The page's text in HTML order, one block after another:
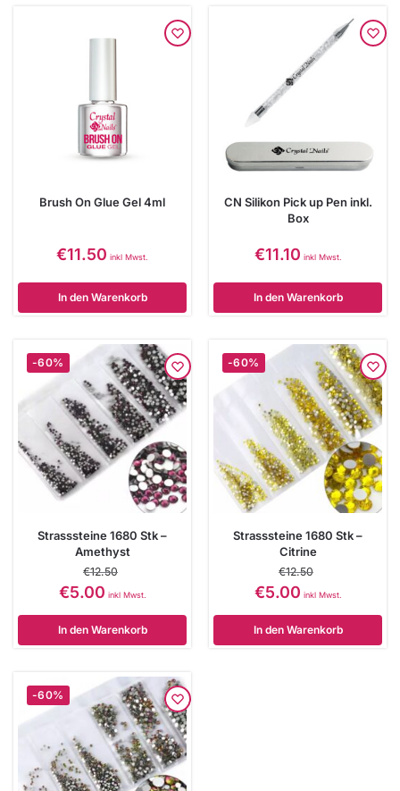
Brush On Glue Gel 4ml
€11.50 inkl Mwst.
In den Warenkorb
CN Silikon Pick up Pen inkl.
Box
€11.10 inkl Mwst.
In den Warenkorb
-60%
Strasssteine 1680 Stk –
Amethyst
€12.50
€5.00 inkl Mwst.
In den Warenkorb
-60%
Strasssteine 1680 Stk –
Citrine
€12.50
€5.00 inkl Mwst.
In den Warenkorb
-60%